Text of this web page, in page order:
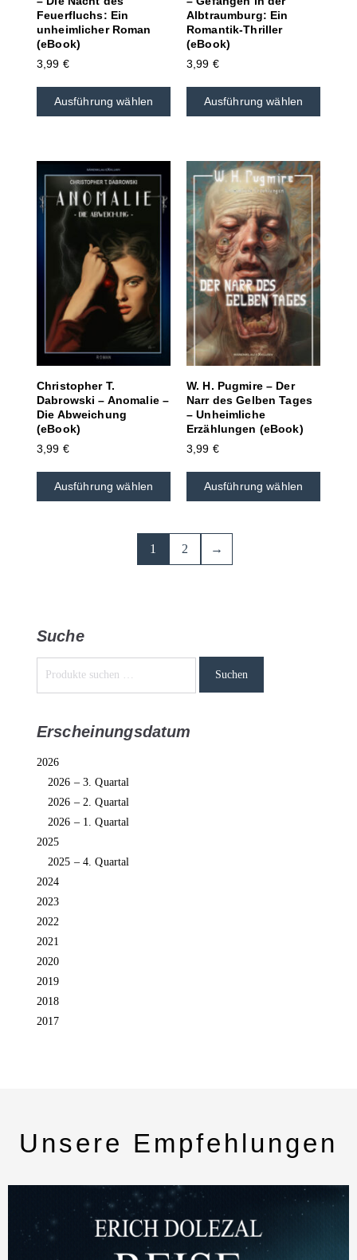
Feuerfluchs: Ein
unheimlicher Roman
(eBook)
3,99 €
Ausführung wählen
Albtraumburg: Ein
Romantik-Thriller
(eBook)
3,99 €
Ausführung wählen
Christopher T.
Dabrowski – Anomalie –
Die Abweichung
(eBook)
3,99 €
Ausführung wählen
W. H. Pugmire – Der
Narr des Gelben Tages
– Unheimliche
Erzählungen (eBook)
3,99 €
Ausführung wählen
1 2 →
Suche
Suchen
Erscheinungsdatum
2026
2026 – 3. Quartal
2026 – 2. Quartal
2026 – 1. Quartal
2025
2025 – 4. Quartal
2024
2023
2022
2021
2020
2019
2018
2017
Unsere Empfehlungen